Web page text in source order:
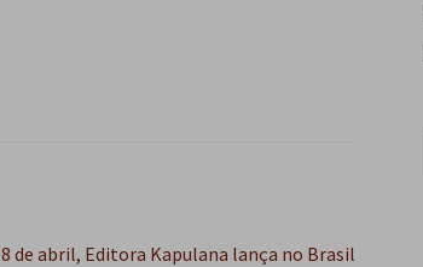
de abril, Editora Kapulana lança no Brasil